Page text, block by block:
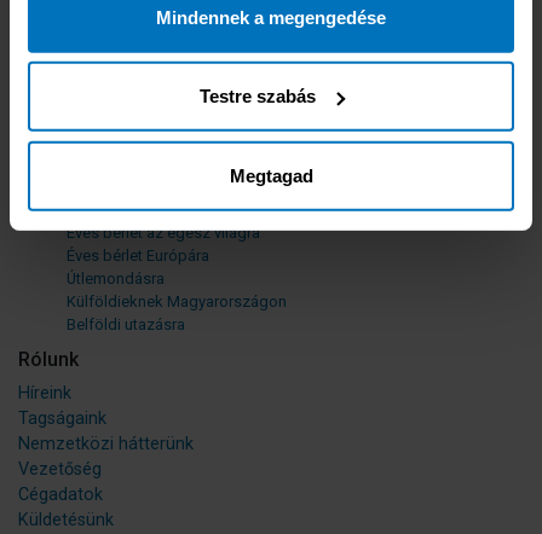
Mindennek a megengedése
Testre szabás
Megtagad
Üzleti útra
Rendszeres fizikai munkavégzésre EEK országokban
30 éven aluli diákoknak, az egész világra
30 éven aluli diákoknak szakmai gyakorlatra
Éves bérlet az egész világra
Éves bérlet Európára
Útlemondásra
Külföldieknek Magyarországon
Belföldi utazásra
Rólunk
Híreink
Tagságaink
Nemzetközi hátterünk
Vezetőség
Cégadatok
Küldetésünk